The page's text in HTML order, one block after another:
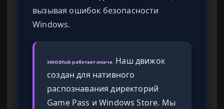
вызывая ошибок безопасности
Windows.
XMODhub работает иначе. Наш движок
создан для нативного
распознавания директорий
Game Pass и Windows Store. Мы